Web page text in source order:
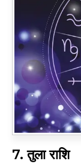
7. तुला राशि